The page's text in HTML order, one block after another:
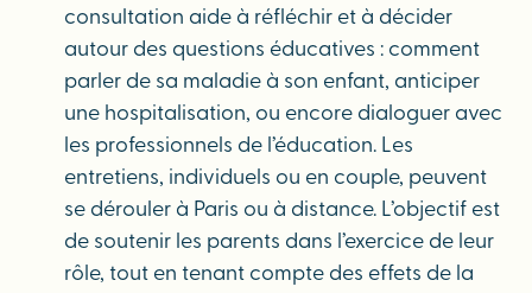
consultation aide à réfléchir et à décider
autour des questions éducatives : comment
parler de sa maladie à son enfant, anticiper
une hospitalisation, ou encore dialoguer avec
les professionnels de l’éducation. Les
entretiens, individuels ou en couple, peuvent
se dérouler à Paris ou à distance. L’objectif est
de soutenir les parents dans l’exercice de leur
rôle, tout en tenant compte des effets de la